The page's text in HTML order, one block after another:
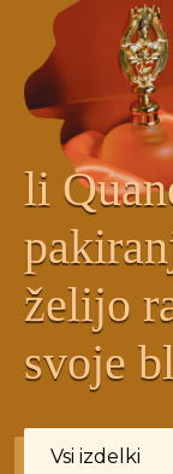
li
želijo
svoje
Vsi izdelki